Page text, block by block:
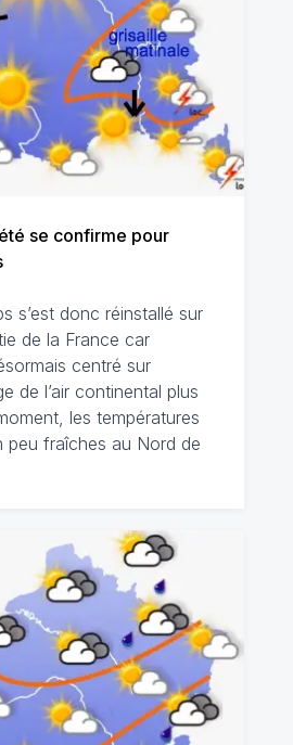
se confirme pour
s’est donc réinstallé sur
de la France car
centré sur
de l’air continental plus
les températures
peu fraîches au Nord de